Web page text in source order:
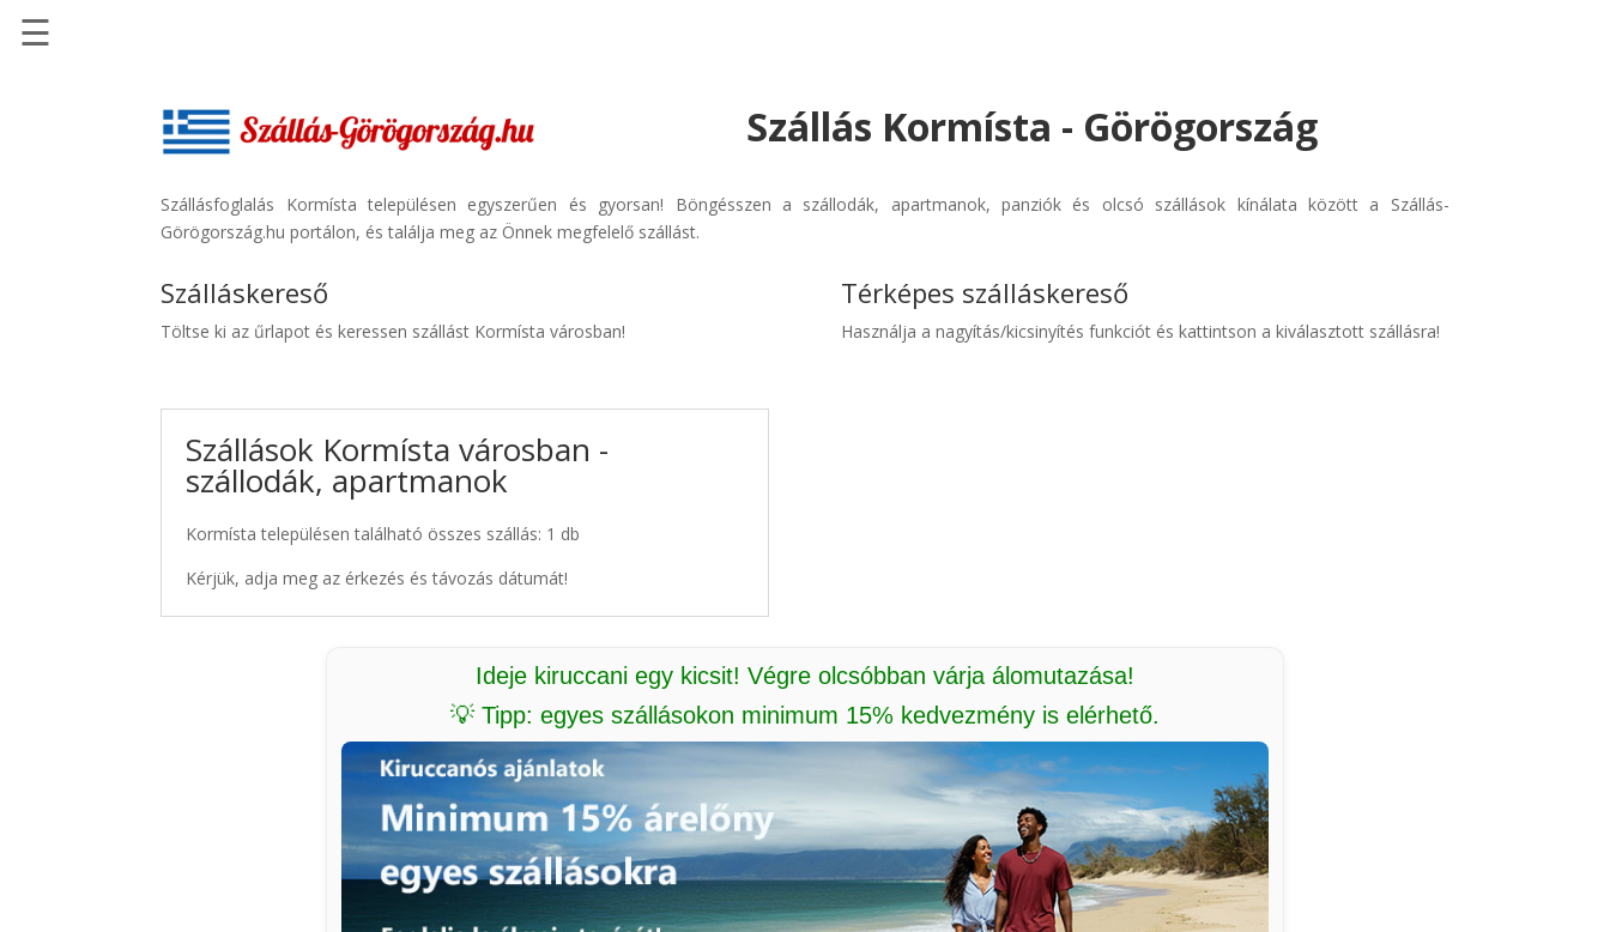
Szállásinfo.eu
Repülőjegy
Autóbérlés
☰
Szállás Kormísta - Görögország
Szállásfoglalás Kormísta településen egyszerűen és gyorsan! Böngésszen a szállodák, apartmanok, panziók és olcsó szállások kínálata között a Szállás-
Görögország.hu portálon, és találja meg az Önnek megfelelő szállást.
Szálláskereső
Töltse ki az űrlapot és keressen szállást Kormísta városban!
Szállások Kormísta városban -
szállodák, apartmanok
Kormísta településen található összes szállás: 1 db
Kérjük, adja meg az érkezés és távozás dátumát!
Térképes szálláskereső
Használja a nagyítás/kicsinyítés funkciót és kattintson a kiválasztott szállásra!
Ideje kiruccani egy kicsit! Végre olcsóbban várja álomutazása!
💡 Tipp: egyes szállásokon minimum 15% kedvezmény is elérhető.